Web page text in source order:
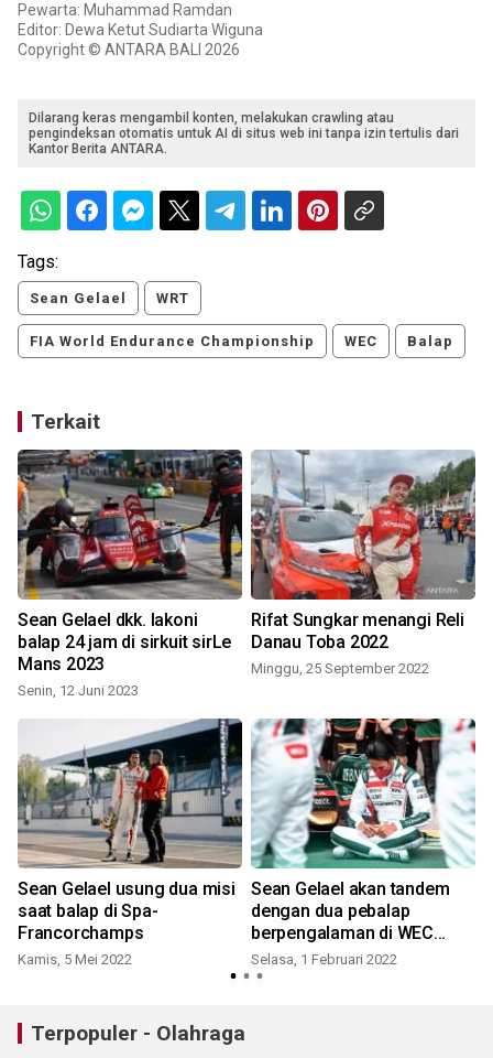
Pewarta: Muhammad Ramdan
Editor: Dewa Ketut Sudiarta Wiguna
Copyright © ANTARA BALI 2026
Dilarang keras mengambil konten, melakukan crawling atau
pengindeksan otomatis untuk AI di situs web ini tanpa izin tertulis dari
Kantor Berita ANTARA.
Tags:
Sean Gelael WRT
FIA World Endurance Championship WEC Balap
Terkait
Sean Gelael dkk. lakoni
balap 24 jam di sirkuit sirLe
Mans 2023
Senin, 12 Juni 2023
Rifat Sungkar menangi Reli
Danau Toba 2022
Minggu, 25 September 2022
Sean Gelael usung dua misi
saat balap di Spa-
Francorchamps
Kamis, 5 Mei 2022
Sean Gelael akan tandem
dengan dua pebalap
berpengalaman di WEC
2022
Selasa, 1 Februari 2022
Terpopuler - Olahraga